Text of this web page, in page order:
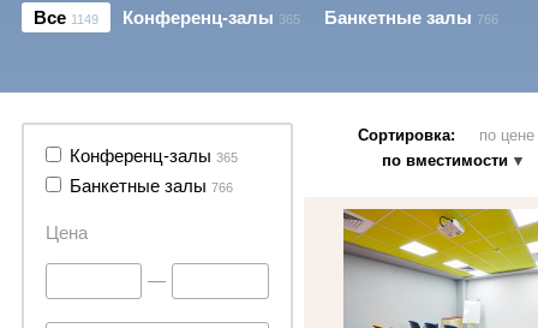
Все 1149 Конференц-залы 365 Банкетные залы 766
Конференц-залы 365
Банкетные залы 766
Цена
—
Сортировка:
по цене
по вместимости